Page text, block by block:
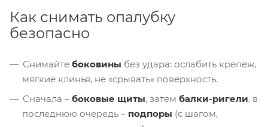
Как снимать опалубку
безопасно
Снимайте боковины без удара: ослабить крепёж,
мягкие клинья, не «срывать» поверхность.
Сначала – боковые щиты, затем балки-ригели, в
последнюю очередь – подпоры (с шагом,